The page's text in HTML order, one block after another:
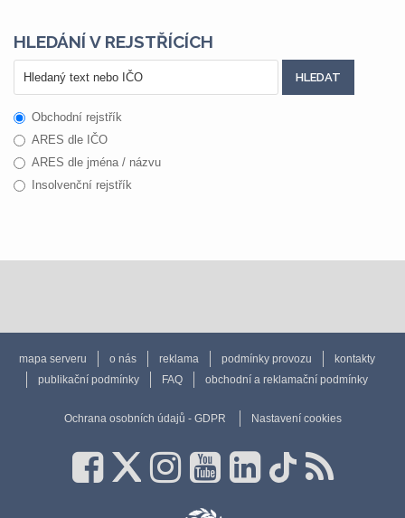
HLEDÁNÍ V REJSTŘÍCÍCH
Obchodní rejstřík
ARES dle IČO
ARES dle jména / názvu
Insolvenční rejstřík
mapa serveru o nás reklama podmínky provozu
kontakty
publikační podmínky
FAQ obchodní a reklamační podmínky
Ochrana osobních údajů - GDPR Nastavení cookies